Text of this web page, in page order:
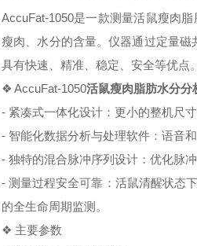
AccuFat-1050是一款测量活鼠瘦肉
瘦肉、水分的含量。仪器通过定量磁
具有快速、精准、稳定、安全等优点。
❖ AccuFat-1050活鼠瘦肉脂肪水分分
- 紧凑式一体化设计：更小的整机尺
- 智能化数据分析与处理软件：语音
- 独特的混合脉冲序列设计：优化脉
- 测量过程安全可靠：活鼠清醒状态
的全生命周期监测。
❖ 主要参数